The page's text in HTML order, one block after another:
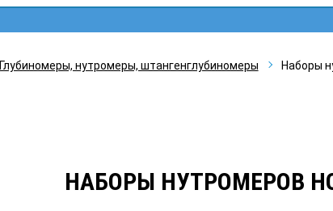
Глубиномеры, нутромеры, штангенглубиномеры Наборы
НАБОРЫ НУТРОМЕРОВ